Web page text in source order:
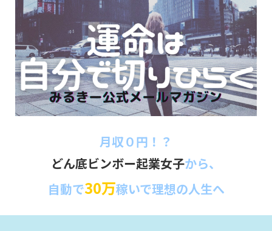
月収０円！？
どん底ビンボー起業女子から、
自動で30万稼いで理想の人生へ